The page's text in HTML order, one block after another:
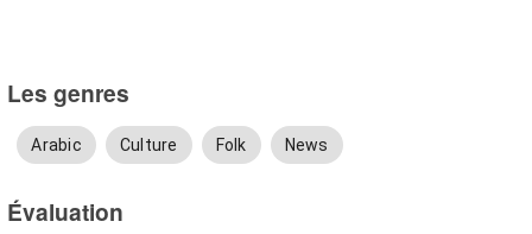
Les genres
Arabic Culture Folk News
Évaluation